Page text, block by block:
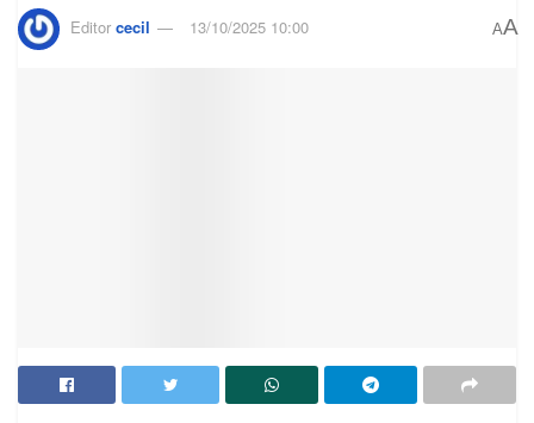
Editor cecil 13/10/2025 10:00 AA